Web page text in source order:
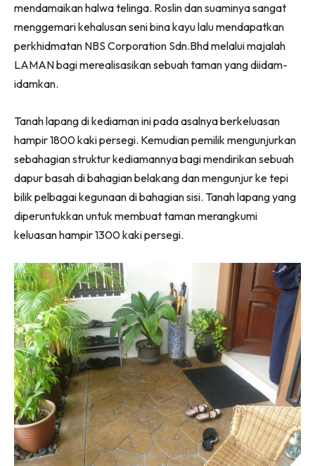
High Rise
Landed
Video
Buat Sendiri
Ilham Impiana
Ilham Impiana 360
Ilham Impiana Inspirasi Selebriti
Impiana TV
Casa Impiana
Impiana MakeOver
Sembang Dekor
Sembang Laman
Tip Impiana
Tip Laman
Hub Ideaktiv
mendamaikan halwa telinga. Roslin dan suaminya sangat
menggemari kehalusan seni bina kayu lalu mendapatkan
perkhidmatan NBS Corporation Sdn.Bhd melalui majalah
LAMAN bagi merealisasikan sebuah taman yang diidam-
idamkan.
Tanah lapang di kediaman ini pada asalnya berkeluasan
hampir 1800 kaki persegi. Kemudian pemilik mengunjurkan
sebahagian struktur kediamannya bagi mendirikan sebuah
dapur basah di bahagian belakang dan mengunjur ke tepi
bilik pelbagai kegunaan di bahagian sisi. Tanah lapang yang
diperuntukkan untuk membuat taman merangkumi
keluasan hampir 1300 kaki persegi.